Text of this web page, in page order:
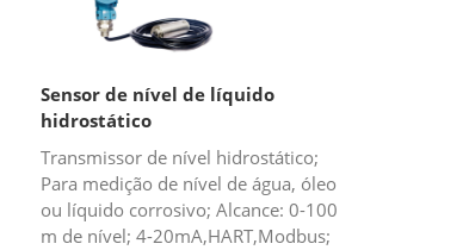
Sensor de nível de líquido
hidrostático
Transmissor de nível hidrostático;
Para medição de nível de água, óleo
ou líquido corrosivo; Alcance: 0-100
m de nível; 4-20mA,HART,Modbus;